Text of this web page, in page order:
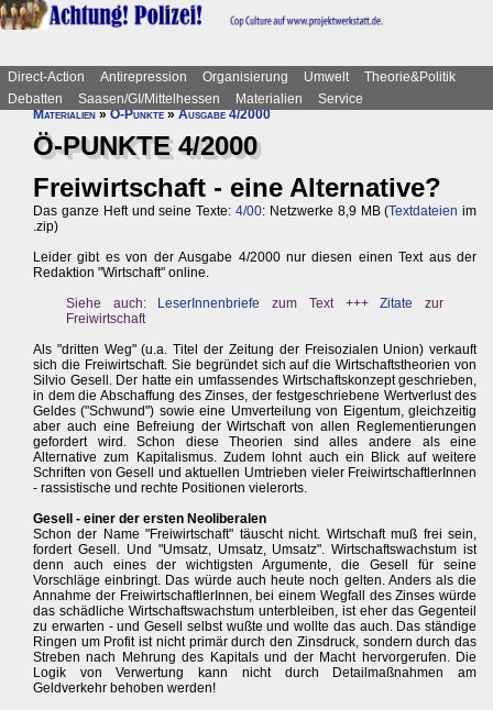
Direct-Action Antirepression Organisierung Umwelt
Theorie&Politik
Debatten
Saasen/GI/Mittelhessen Materialien
Service
Materialien»Ö-Punkte»Ausgabe 4/2000
Ö-PUNKTE 4/2000
Freiwirtschaft - eine Alternative?
Das ganze Heft und seine Texte:4/00: Netzwerke 8,9 MB (Textdateien im
.zip)
Leider gibt es von der Ausgabe 4/2000 nur diesen einen Text aus der
Redaktion "Wirtschaft" online.
Siehe auch:
LeserInnenbriefe zum Text +++Zitate
zur
Freiwirtschaft
Als "dritten Weg" (u.a. Titel der Zeitung der Freisozialen Union) verkauft
sich die Freiwirtschaft. Sie begründet sich auf die Wirtschaftstheorien von
Silvio Gesell. Der hatte ein umfassendes Wirtschaftskonzept geschrieben,
in dem die Abschaffung des Zinses, der festgeschriebene Wertverlust des
Geldes ("Schwund") sowie eine Umverteilung von Eigentum, gleichzeitig
aber auch eine Befreiung der Wirtschaft von allen Reglementierungen
gefordert wird. Schon diese Theorien sind alles andere als eine
Alternative zum Kapitalismus. Zudem lohnt auch ein Blick auf weitere
Schriften von Gesell und aktuellen Umtrieben vieler FreiwirtschaftlerInnen
- rassistische und rechte Positionen vielerorts.
Gesell - einer der ersten Neoliberalen
Schon der Name "Freiwirtschaft" täuscht nicht. Wirtschaft muß frei sein,
fordert Gesell. Und "Umsatz, Umsatz, Umsatz". Wirtschaftswachstum ist
denn auch eines der wichtigsten Argumente, die Gesell für seine
Vorschläge einbringt. Das würde auch heute noch gelten. Anders als die
Annahme der FreiwirtschaftlerInnen, bei einem Wegfall des Zinses würde
das schädliche Wirtschaftswachstum unterbleiben, ist eher das Gegenteil
zu erwarten - und Gesell selbst wußte und wollte das auch. Das ständige
Ringen um Profit ist nicht primär durch den Zinsdruck, sondern durch das
Streben nach Mehrung des Kapitals und der Macht hervorgerufen. Die
Logik von Verwertung kann nicht durch Detailmaßnahmen am
Geldverkehr behoben werden!